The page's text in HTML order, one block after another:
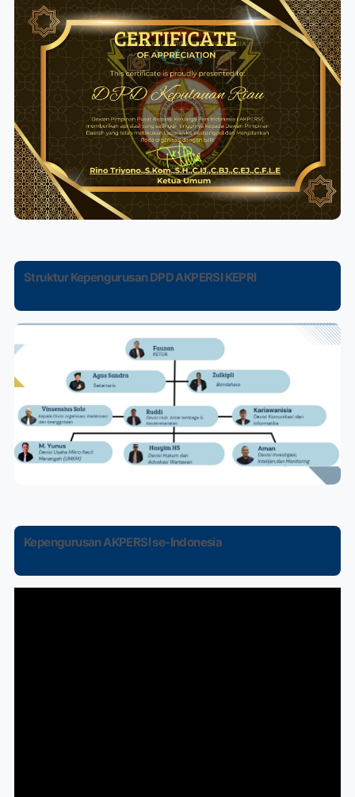
Struktur Kepengurusan DPD AKPERSI KEPRI
Kepengurusan AKPERSI se-Indonesia